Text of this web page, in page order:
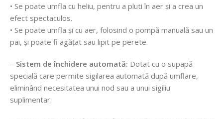
• Se poate umfla cu heliu, pentru a pluti în aer și a crea un
efect spectaculos.
• Se poate umfla și cu aer, folosind o pompă manuală sau un
pai, și poate fi agățat sau lipit pe perete.
– Sistem de închidere automată: Dotat cu o supapă
specială care permite sigilarea automată după umflare,
eliminând necesitatea unui nod sau a unui sigiliu
suplimentar.